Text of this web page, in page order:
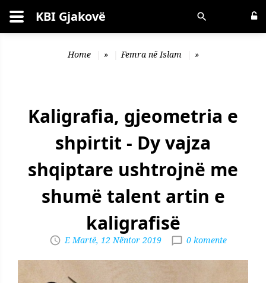
Kërko KBI Gjakovë
Home » Femra në Islam »
Kaligrafia, gjeometria e
shpirtit - Dy vajza
shqiptare ushtrojnë me
shumë talent artin e
kaligrafisë
E Martë, 12 Nëntor 2019 0 komente